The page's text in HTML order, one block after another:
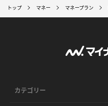
トップ マネー マネープラン
カテゴリー